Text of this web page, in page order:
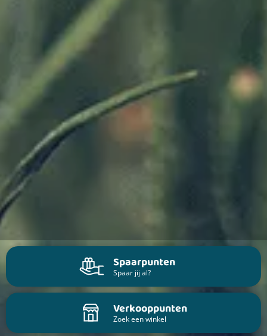
Spaarpunten
Spaar jij al?
Verkooppunten
Zoek een winkel